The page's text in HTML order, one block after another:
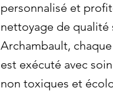
personnalisé et
nettoyage de qualité
Archambault,
est exécuté avec
non toxiques et